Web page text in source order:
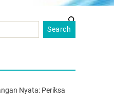
Nyata: Periksa